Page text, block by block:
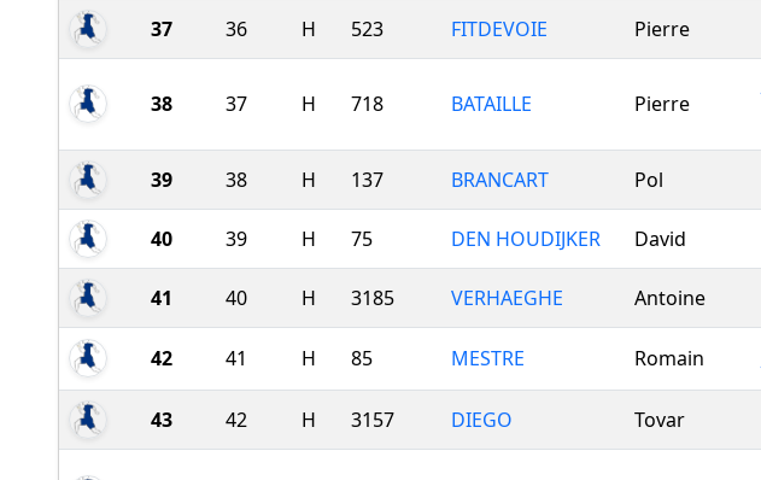
37 36 H 523 FITDEVOIE Pierre
38 37 H 718 BATAILLE Pierre
39 38 H 137 BRANCART Pol
40 39 H 75 DEN HOUDIJKER David
41 40 H 3185 VERHAEGHE Antoine
42 41 H 85 MESTRE Romain
43 42 H 3157 DIEGO Tovar